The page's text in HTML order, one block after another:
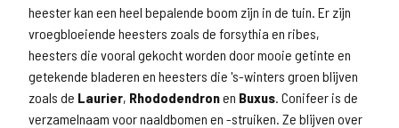
heester kan een heel bepalende boom zijn in de tuin. Er zijn
vroegbloeiende heesters zoals de forsythia en ribes,
heesters die vooral gekocht worden door mooie getinte en
getekende bladeren en heesters die 's-winters groen blijven
zoals de Laurier, Rhododendronen Buxus. Conifeer is de
verzamelnaam voor naaldbomen en -struiken. Ze blijven over